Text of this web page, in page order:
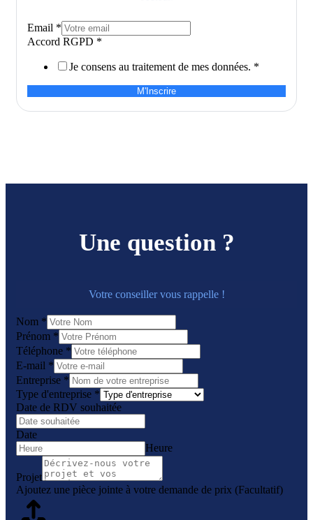
Email *
Accord RGPD *
Je consens au traitement de mes données. *
M'Inscrire
Une question ?
Votre conseiller vous rappelle !
Nom *
Prénom *
Téléphone *
E-mail *
Entreprise *
Type d'entreprise *
Date de RDV souhaitée
Date
Heure
Projet
Ajoutez une pièce jointe à votre demande de prix (Facultatif)